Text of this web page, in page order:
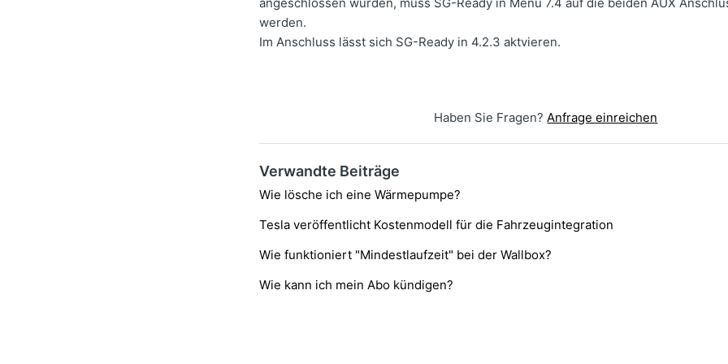
angeschlossen wurden, muss SG-Ready in Menü 7.4 auf die beiden AUX
werden.
Im Anschluss lässt sich SG-Ready in 4.2.3 aktvieren.
Haben Sie Fragen?Anfrage einreichen
Verwandte Beiträge
Wie lösche ich eine Wärmepumpe?
Tesla veröffentlicht Kostenmodell für die Fahrzeugintegration
Wie funktioniert "Mindestlaufzeit" bei der Wallbox?
Wie kann ich mein Abo kündigen?